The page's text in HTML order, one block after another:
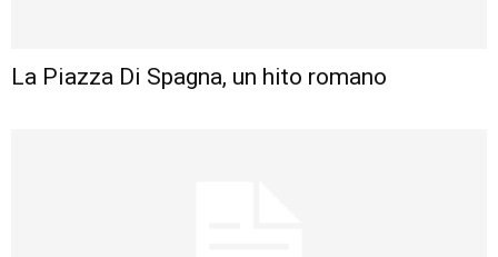
La Piazza Di Spagna, un hito romano